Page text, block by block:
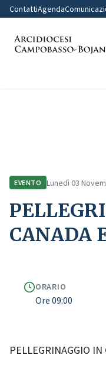
ContattiAgenda
EVENTO Lunedì 03
CANADA
ORARIO
Ore 09:00
PELLEGRINAGGIO